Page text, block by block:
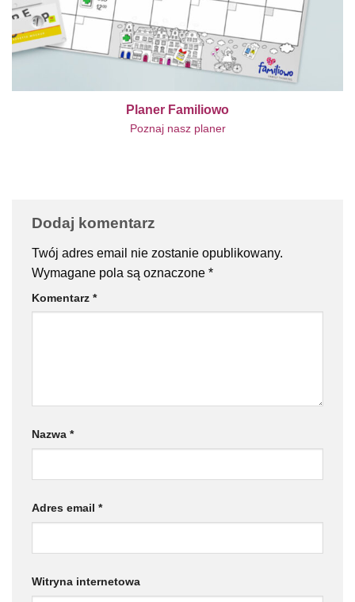
Planer Familiowo
Poznaj nasz planer
Dodaj komentarz
Twój adres email nie zostanie opublikowany.
Wymagane pola są oznaczone *
Komentarz *
Nazwa *
Adres email *
Witryna internetowa